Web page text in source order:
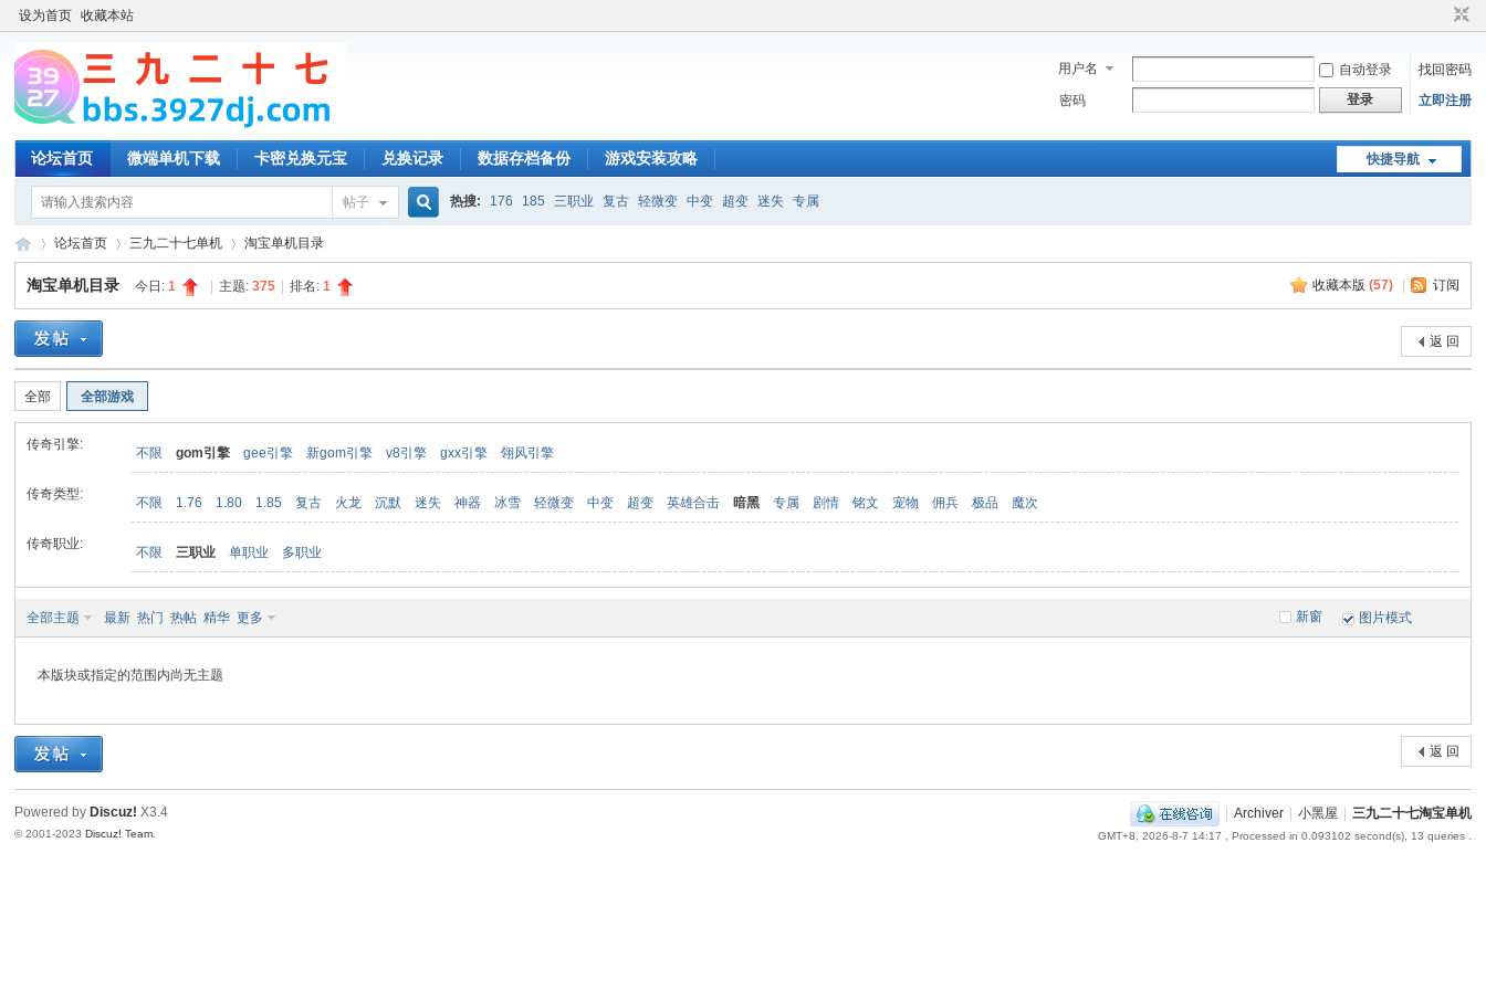
设为首页 收藏本站
用户名 自动登录
找回密码
密码
登录 立即注册
快捷导航
论坛首页 微端单机下载 卡密兑换元宝 兑换记录 数据存档备份 游戏安装攻略
帖子 热搜: 176 185 三职业 复古 轻微变 中变 超变 迷失 专属
»
论坛首页 三九二十七单机 淘宝单机目录
收藏本版 (57) 订阅
淘宝单机目录 今日:1 主题:375 排名:1
返 回
全部 全部游戏
传奇引擎:
不限 gom引擎 gee引擎 新gom引擎 v8引擎 gxx引擎 翎风引擎
传奇类型:
不限 1.76 1.80 1.85 复古 火龙 沉默 迷失 神器 冰雪 轻微变 中变 超变 英雄合击 暗黑 专属 剧情 铭文 宠物 佣兵 极品 魔次
传奇职业:
不限 三职业 单职业 多职业
新窗
全部主题 最新 热门 热帖 精华 更多 图片模式
本版块或指定的范围内尚无主题
返 回
| Archiver | 小黑屋 | 三九二十七淘宝单机
GMT+8, 2026-8-7 14:17 , Processed in 0.093102 second(s), 13 queries .
Powered by Discuz! X3.4
© 2001-2023Discuz! Team